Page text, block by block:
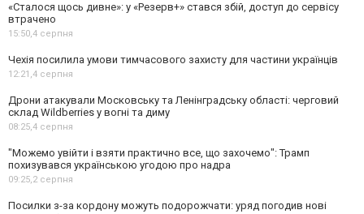
«Сталося щось дивне»: у «Резерв+» стався збій, доступ до сервісу
втрачено
15:50,4 серпня
Чехія посилила умови тимчасового захисту для частини українців
12:21,4 серпня
Дрони атакували Московську та Ленінградську області: черговий
склад Wildberries у вогні та диму
08:25,4 серпня
"Можемо увійти і взяти практично все, що захочемо": Трамп
похизувався українською угодою про надра
09:25,2 серпня
Посилки з-за кордону можуть подорожчати: уряд погодив нові